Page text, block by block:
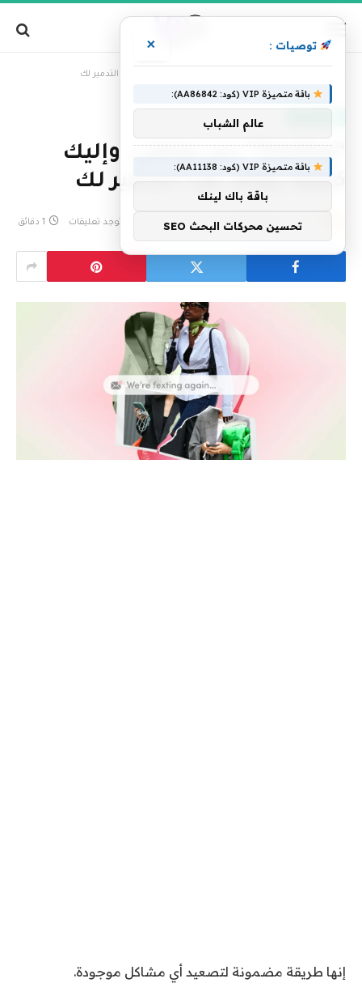
“Fexting” دمر علاقتي. وإليك
كيفية إيقاف هذا التدمير لك
بواسطة فريق التحرير لا توجد تعليقات 1 دقائق
إنها طريقة مضمونة لتصعيد أي مشاكل موجودة.
توصيات : ×
باقة متميزة VIP (كود: AA86842):
عالم الشباب
باقة متميزة VIP (كود: AA11138):
باقة باك لينك
تحسين محركات البحث SEO